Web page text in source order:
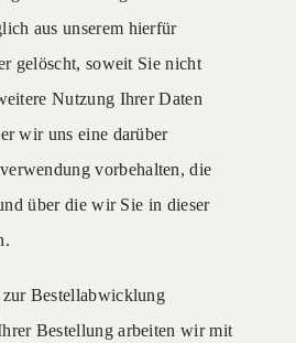
aus unserem hierfür
gelöscht, soweit Sie nicht
Nutzung Ihrer Daten
wir uns eine darüber
vorbehalten, die
über die wir Sie in dieser
Bestellabwicklung
Bestellung arbeiten wir mit